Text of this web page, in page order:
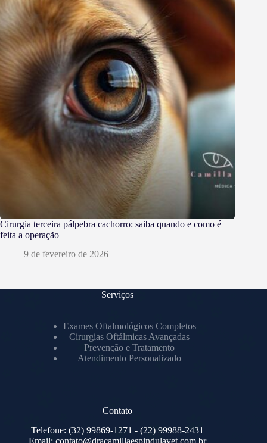
Cirurgia terceira pálpebra cachorro: saiba quando e como é
feita a operação
9 de fevereiro de 2026
Serviços
Exames Oftalmológicos Completos
Cirurgias Oftálmicas Avançadas
Prevenção e Tratamento
Atendimento Personalizado
Contato
Telefone: (32) 99869-1271 - (22) 99988-2431
Email:contato@dracamillaespindulavet.com.br